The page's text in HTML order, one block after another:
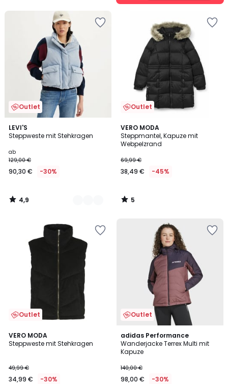
Outlet
LEVI'S
Steppweste mit Stehkragen
ab
129,00 €
90,30 € -30%
4,9
/ 5
3
Farben
4,9
/
Outlet
VERO MODA
Steppmantel, Kapuze mit
Webpelzrand
69,99 €
38,49 € -45%
5
/
5
5
/
Outlet
VERO MODA
Steppweste mit Stehkragen
49,99 €
34,99 € -30%
3
/
Outlet
adidas Performance
Wanderjacke Terrex Multi mit
Kapuze
140,00 €
98,00 € -30%
4,6
/ 5